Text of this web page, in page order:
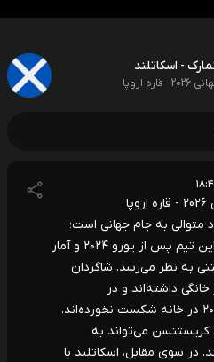
- اسکاتلند
اروپا
متوالی به جام جهانی است؛
هدفی که با توجه به فرم خوب این تیم پس از یورو ۲۰۲۴ و آمار
به نظر می‌رسد. شاگردان
در ۱۲ بازی اخیر خانگی داشته‌اند و در
انتخابی‌های جام جهانی از سال ۲۰۱۶ در خانه شکست نخورده‌اند.
کریستنسن می‌تواند به
سوی مقابل، اسکاتلند با